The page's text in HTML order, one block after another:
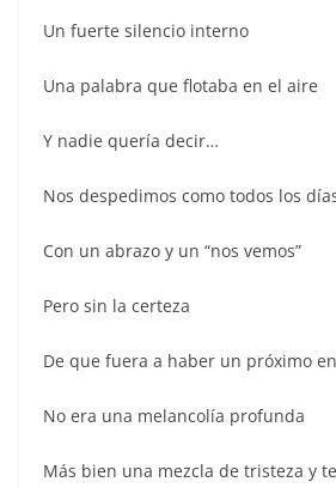
Un fuerte silencio interno
Una palabra que flotaba en el aire
Y nadie quería decir…
Nos despedimos como todos los
Con un abrazo y un “nos vemos”
Pero sin la certeza
De que fuera a haber un próximo
No era una melancolía profunda
Más bien una mezcla de tristeza y